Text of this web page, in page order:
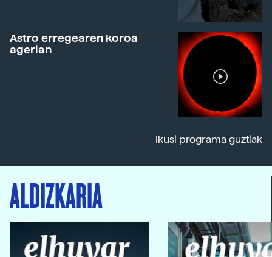
Astro erregearen koroa
agerian
Ikusi programa guztiak
ALDIZKARIA